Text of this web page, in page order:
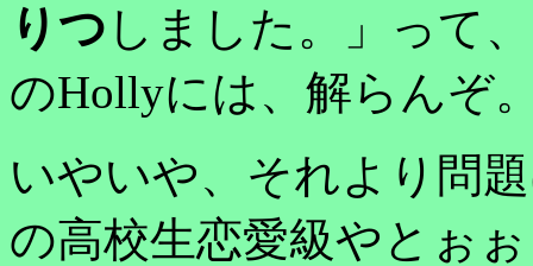
りつ しました。」って
のHollyには、解らんぞ
いやいや、それより問
の高校生恋愛級やとぉ